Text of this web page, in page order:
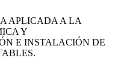
APLICADA A LA
Y
E INSTALACIÓN DE